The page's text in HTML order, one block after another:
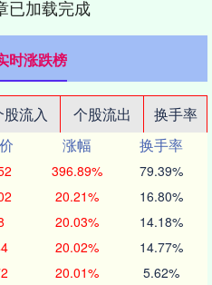
已加载完成
时涨跌榜
股流入 个股流出
换手率
涨幅
换手率
396.89% 79.39%
20.21% 16.80%
20.03% 14.18%
20.02% 14.77%
20.01% 5.62%